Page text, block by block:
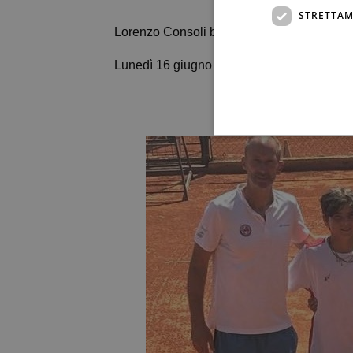
Lorenzo Consoli b. 𝐕𝐢𝐭𝐭𝐨𝐫𝐢𝐨 𝐑𝐨𝐬𝐬𝐢 6-2 6-2
Lunedì 16 giugno giocheranno la squadra